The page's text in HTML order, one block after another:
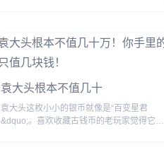
袁大头根本不值几十
袁大头这枚小小的银币就像是“百变星君
&dquo;。喜欢收藏古钱币的老玩家觉得它是